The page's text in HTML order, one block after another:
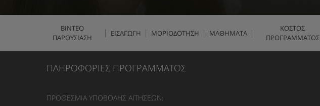
ΒΙΝΤΕΟ
ΠΑΡΟΥΣΙΑΣΗ
ΕΙΣΑΓΩΓΗ ΜΟΡΙΟΔΟΤΗΣΗ ΜΑΘΗΜΑΤΑ
ΚΟΣΤΟΣ
ΠΡΟΓΡΑΜΜΑΤΟΣ
ΠΛΗΡΟΦΟΡΙΕΣ ΠΡΟΓΡΑΜΜΑΤΟΣ
ΠΡΟΘΕΣΜΙΑ ΥΠΟΒΟΛΗΣ ΑΙΤΗΣΕΩΝ: